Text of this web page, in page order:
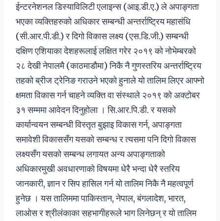
ईन्टरनेशनल डिस्याविलिटी एलाइन्स (आइ.डी.ए.) ले अपाङ्गता
भएका व्यक्तिहरुको अधिकार सम्बन्धी अन्तर्राष्ट्रिय महासंधि
(सी.आर.पी.डी.) र दिगो विकास लक्ष्य (एस.डि.जी.) सम्बन्धी
दक्षिण एशियाका देशहरूलाई लक्षित गरेर २०१९ को नोभेम्बरको
२८ देखी नेपालमै (काठमाडौमा) निकै नै गुणस्तरिय अन्तर्राष्ट्रिय
तहको ब्रीज ट्रेनिङ गराउने भएको हुनाले यो तालिम लिएर आफ्नो
क्षमता विकास गर्न चाहने व्यक्ति वा संस्थाले २०१९ को अक्टोबर
३१ सम्ममा आवेदन दिनुहोला । सि.आर.पि.डी. र यसको
कार्यान्वयन सम्बन्धी विस्तृत बुझाइ विकास गर्न, अपाङ्गता
समावेशी विकाससँग यसको सम्बन्ध र त्यसमा पनि दिगो विकास
लक्ष्यसँग यसको सम्बन्ध लगायत अन्य अपाङ्गताको
अधिकारमुखी अवधारणाको विषयमा धेरै भन्दा धेरै स्तरिय
जानकारी, ज्ञान र सिप हासिल गर्न यो तालिम निकै नै महत्वपूर्ण
हुनेछ । यस तालिममा पाकिस्तान, नेपाल, बंगलादेश, भारत,
लाओस र श्रीलंकाका सहभागीहरूले भाग लिनेछन् र यो तालिम